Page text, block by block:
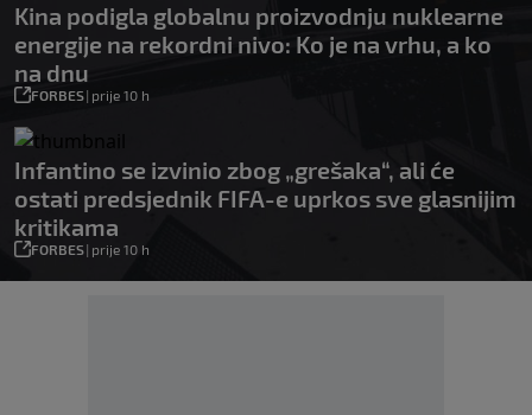
Kina podigla globalnu proizvodnju nuklearne
energije na rekordni nivo: Ko je na vrhu, a ko
na dnu
FORBES| prije 10 h
Infantino se izvinio zbog „grešaka“, ali će
ostati predsjednik FIFA-e uprkos sve glasnijim
kritikama
FORBES| prije 10 h